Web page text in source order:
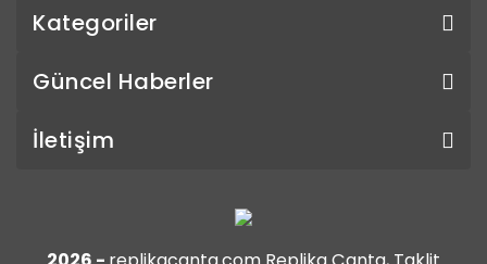
Kategoriler
Güncel Haberler
İletişim